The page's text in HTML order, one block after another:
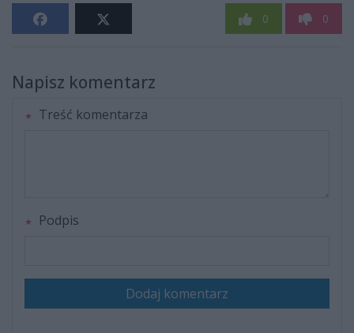
0 0
Napisz komentarz
Treść komentarza
Podpis
Dodaj komentarz